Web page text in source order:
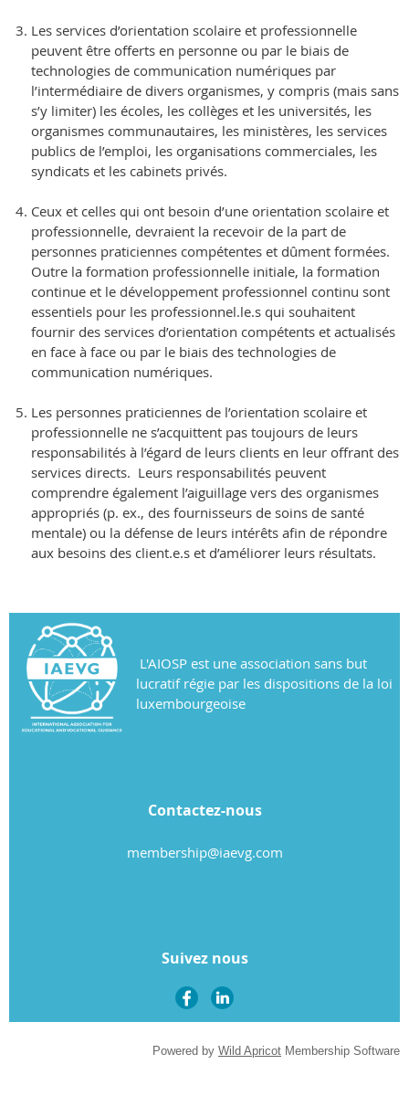
Les services d’orientation scolaire et professionnelle
peuvent être offerts en personne ou par le biais de
technologies de communication numériques par
l’intermédiaire de divers organismes, y compris (mais sans
s’y limiter) les écoles, les collèges et les universités, les
organismes communautaires, les ministères, les services
publics de l’emploi, les organisations commerciales, les
syndicats et les cabinets privés.
Ceux et celles qui ont besoin d’une orientation scolaire et
professionnelle, devraient la recevoir de la part de
personnes praticiennes compétentes et dûment formées.
Outre la formation professionnelle initiale, la formation
continue et le développement professionnel continu sont
essentiels pour les professionnel.le.s qui souhaitent
fournir des services d’orientation compétents et actualisés
en face à face ou par le biais des technologies de
communication numériques.
Les personnes praticiennes de l’orientation scolaire et
professionnelle ne s’acquittent pas toujours de leurs
responsabilités à l’égard de leurs clients en leur offrant des
services directs. Leurs responsabilités peuvent
comprendre également l’aiguillage vers des organismes
appropriés (p. ex., des fournisseurs de soins de santé
mentale) ou la défense de leurs intérêts afin de répondre
aux besoins des client.e.s et d’améliorer leurs résultats.
L'AIOSP est une association sans but
lucratif régie par les dispositions de la loi
luxembourgeoise
Contactez-nous
membership@iaevg.com
Suivez nous
Powered by Wild Apricot Membership Software